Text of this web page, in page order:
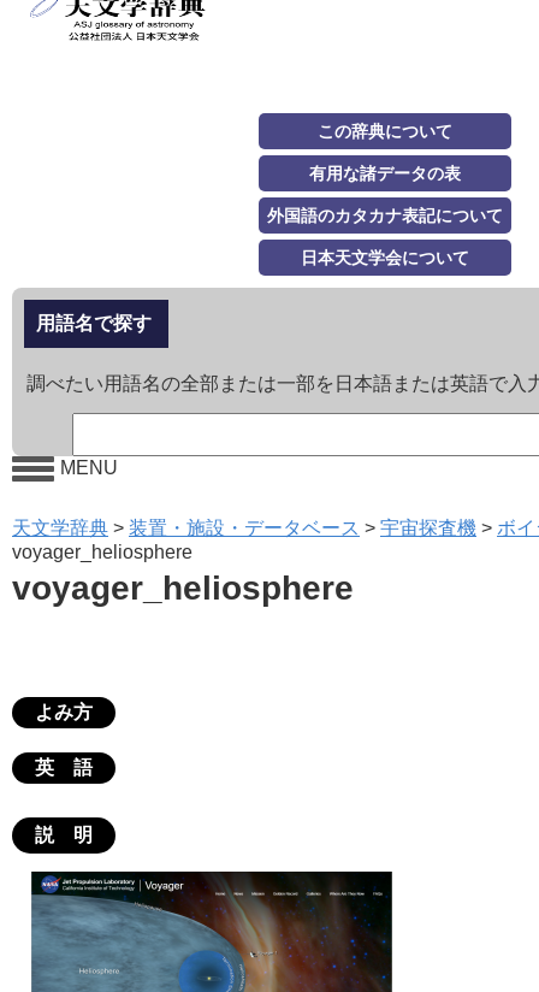
この辞典について
有用な諸データの表
外国語のカタカナ表記について
日本天文学会について
用語名で探す
調べたい用語名の全部または一部を日本語または英語で入
MENU
天文学辞典 > 装置・施設・データベース > 宇宙探査機 > ボ
voyager_heliosphere
voyager_heliosphere
よみ方
英 語
説 明